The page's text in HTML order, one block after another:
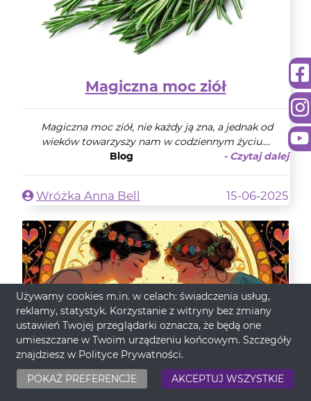
Magiczna moc ziół
Magiczna moc ziół, nie każdy ją zna, a jednak od
wieków towarzyszy nam w codziennym życiu....
Blog
- Czytaj dalej
Wróżka Anna Bell 15-06-2025
Używamy cookies m.in. w celach: świadczenia usług,
reklamy, statystyk. Korzystanie z witryny bez zmiany
ustawień Twojej przeglądarki oznacza, że będą one
umieszczane w Twoim urządzeniu końcowym. Szczegóły
znajdziesz w Polityce Prywatności.
POKAŻ PREFERENCJE
AKCEPTUJ WSZYSTKIE